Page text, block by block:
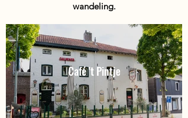
wandeling.
Café 't Pintje